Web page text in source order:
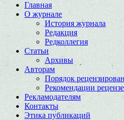
Главная
О журнале
История журнала
Редакция
Редколлегия
Статьи
Архивы
Авторам
Порядок
Рекомендации
Рекламодателям
Контакты
Этика публикаций